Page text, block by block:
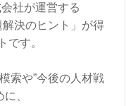
社が運営する
解決のヒント」が得
です。
索や”今後の人材戦
、